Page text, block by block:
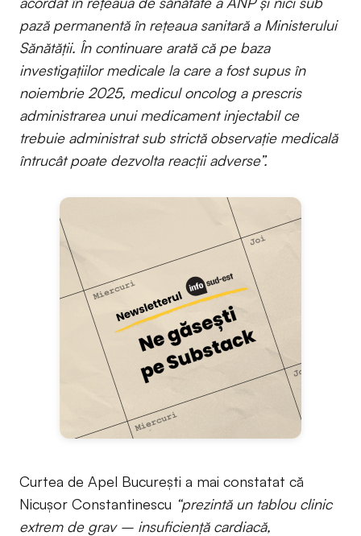
pază permanentă în reţeaua sanitară a Ministerului
Sănătăţii. În continuare arată că pe baza
investigaţiilor medicale la care a fost supus în
noiembrie 2025, medicul oncolog a prescris
administrarea unui medicament injectabil ce
trebuie administrat sub strictă observaţie medicală
întrucât poate dezvolta reacţii adverse”.
Curtea de Apel București a mai constatat că
Nicușor Constantinescu “prezintă un tablou clinic
extrem de grav – insuficiență cardiacă,